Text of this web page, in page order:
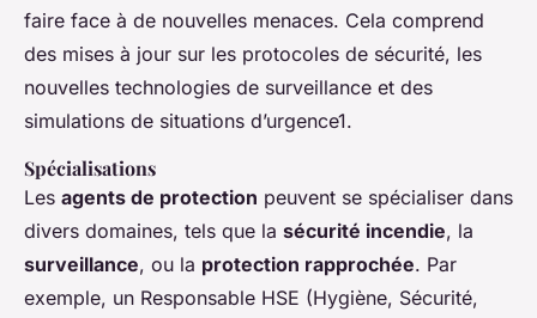
faire face à de nouvelles menaces. Cela comprend
des mises à jour sur les protocoles de sécurité, les
nouvelles technologies de surveillance et des
simulations de situations d’urgence1.
Spécialisations
Les agents de protection peuvent se spécialiser dans
divers domaines, tels que la sécurité incendie, la
surveillance, ou la protection rapprochée. Par
exemple, un Responsable HSE (Hygiène, Sécurité,